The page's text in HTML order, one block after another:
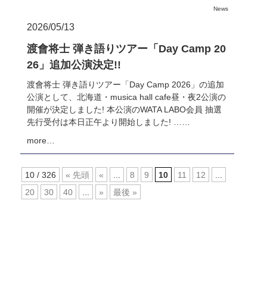
News
2026/05/13
渡會将士 弾き語りツアー「Day Camp 20
26」追加公演決定!!
渡會将士 弾き語りツアー「Day Camp 2026」の追加
公演として、北海道・musica hall cafe昼・夜2公演の
開催が決定しました! 本公演のWATA LABO会員 抽選
先行受付は本日正午より開始しました! ……
more…
10 / 326 « 先頭 « 8 9 10 11 12
20
30 40 » 最後 »